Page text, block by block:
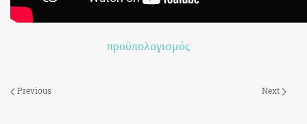
προϋπολογισμός
Previous Next